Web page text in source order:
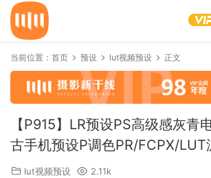
当前位置： 首页 预设 lut视频预设 正文
【P915】LR预设PS高级感灰青
古手机预设P调色PR/FCPX/LUT
lut视频预设 2.11k